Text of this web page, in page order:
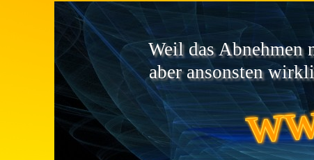
Weil das Abnehmen
aber ansonsten